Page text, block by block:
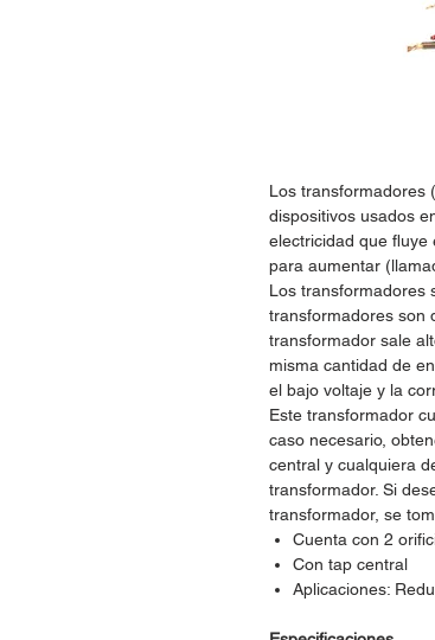
Los transformadores
dispositivos usados
electricidad que fluye
para aumentar
Los transformadores
transformadores son
transformador sale
misma cantidad de
el bajo voltaje y la
Este transformador
caso necesario,
central y cualquiera
transformador. Si
transformador, se
Cuenta con 2
Con tap central
Aplicaciones: